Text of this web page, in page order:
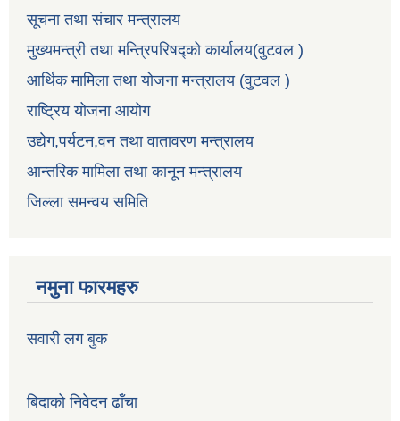
सूचना तथा संचार मन्त्रालय
मुख्यमन्त्री तथा मन्त्रिपरिषद्को कार्यालय(वुटवल )
आर्थिक मामिला तथा योजना मन्त्रालय (वुटवल )
राष्ट्रिय योजना आयोग
उद्येग,पर्यटन,वन तथा वातावरण मन्त्रालय
आन्तरिक मामिला तथा कानून मन्त्रालय
जिल्ला समन्वय समिति
नमुना फारमहरु
सवारी लग बुक
बिदाको निवेदन ढाँचा